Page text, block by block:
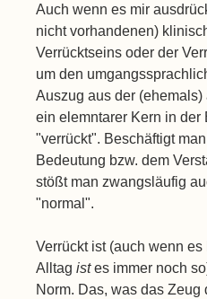
Auch wenn es mir
nicht vorhandenen)
Verrücktseins oder der
um den
Auszug aus der
ein elemntarer Kern in der
"verrückt". Beschäftigt
Bedeutung bzw. dem
stößt man zwangsläufig
"normal".
Verrückt ist (auch wenn
Alltag istes immer noch
Norm. Das, was das Zeug